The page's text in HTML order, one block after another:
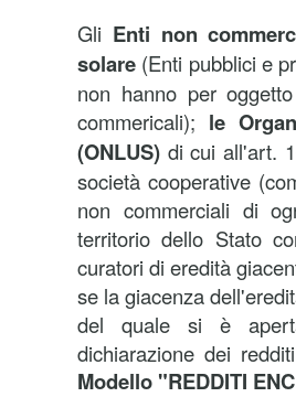
Gli Enti non
solare (Enti pubblici e
non hanno per
commericali); le
(ONLUS) di cui all'art.
società cooperative
non commerciali di
territorio dello Stato
curatori di eredità
se la giacenza
del quale si è
dichiarazione dei
Modello "REDDITI